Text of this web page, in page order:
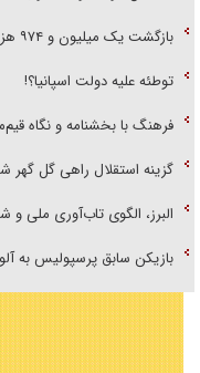
بازگشت یک میلیون و ۹۷۴ هزار زائر اربعین به کشور
توطئه علیه دولت اسپانیا؟!
فرهنگ با بخشنامه و نگاه
گزینه استقلال راهی گل گهر
البرز، الگوی تاب‌آوری ملی و
بازیکن سابق پرسپولیس به